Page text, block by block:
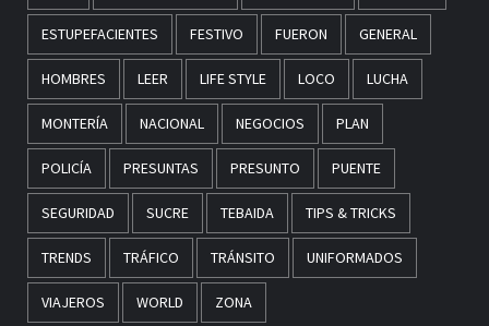
ESTUPEFACIENTES FESTIVO FUERON GENERAL
HOMBRES LEER LIFE STYLE LOCO LUCHA
MONTERÍA NACIONAL NEGOCIOS PLAN
POLICÍA PRESUNTAS PRESUNTO PUENTE
SEGURIDAD SUCRE TEBAIDA TIPS & TRICKS
TRENDS TRÁFICO TRÁNSITO UNIFORMADOS
VIAJEROS WORLD ZONA